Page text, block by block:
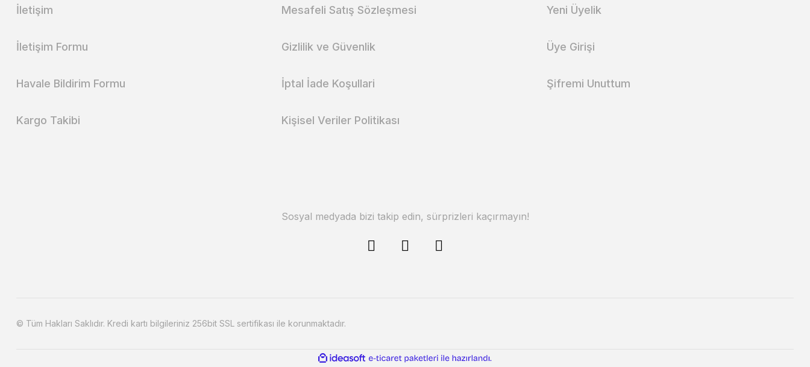
İletişim
İletişim Formu
Havale Bildirim Formu
Kargo Takibi
Mesafeli Satış Sözleşmesi
Gizlilik ve Güvenlik
İptal İade Koşullari
Kişisel Veriler Politikası
Yeni Üyelik
Üye Girişi
Şifremi Unuttum
Sosyal medyada bizi takip edin, sürprizleri kaçırmayın!
© Tüm Hakları Saklıdır. Kredi kartı bilgileriniz 256bit SSL sertifikası ile korunmaktadır.
ideasoft
e-